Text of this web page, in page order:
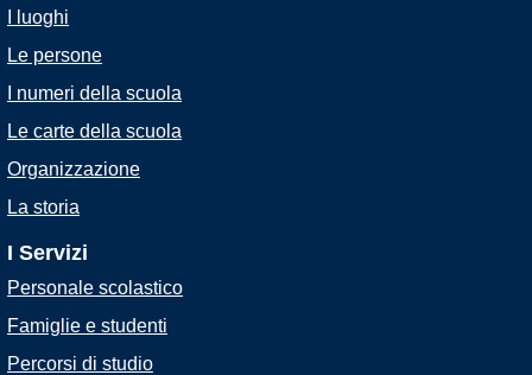
I luoghi
Le persone
I numeri della scuola
Le carte della scuola
Organizzazione
La storia
I Servizi
Personale scolastico
Famiglie e studenti
Percorsi di studio